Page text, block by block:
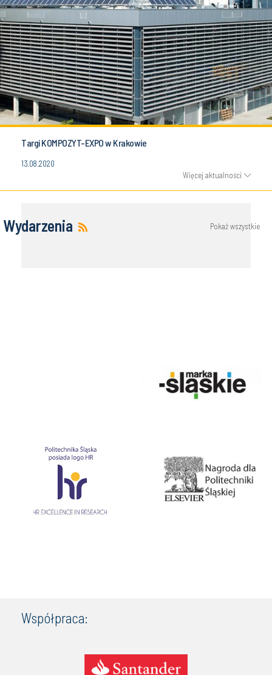
Targi KOMPOZYT-EXPO w Krakowie
13.08.2020
Więcej aktualności
Wydarzenia Pokaż wszystkie
Współpraca: